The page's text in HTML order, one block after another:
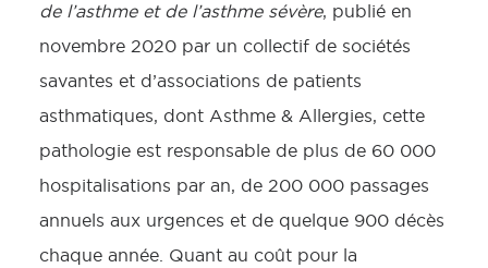
de l’asthme et de l’asthme sévère, publié en
novembre 2020 par un collectif de sociétés
savantes et d’associations de patients
asthmatiques, dont Asthme & Allergies, cette
pathologie est responsable de plus de 60 000
hospitalisations par an, de 200 000 passages
annuels aux urgences et de quelque 900 décès
chaque année. Quant au coût pour la